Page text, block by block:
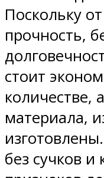
Поскольку
прочность,
стоит
количестве,
материала,
без сучков и